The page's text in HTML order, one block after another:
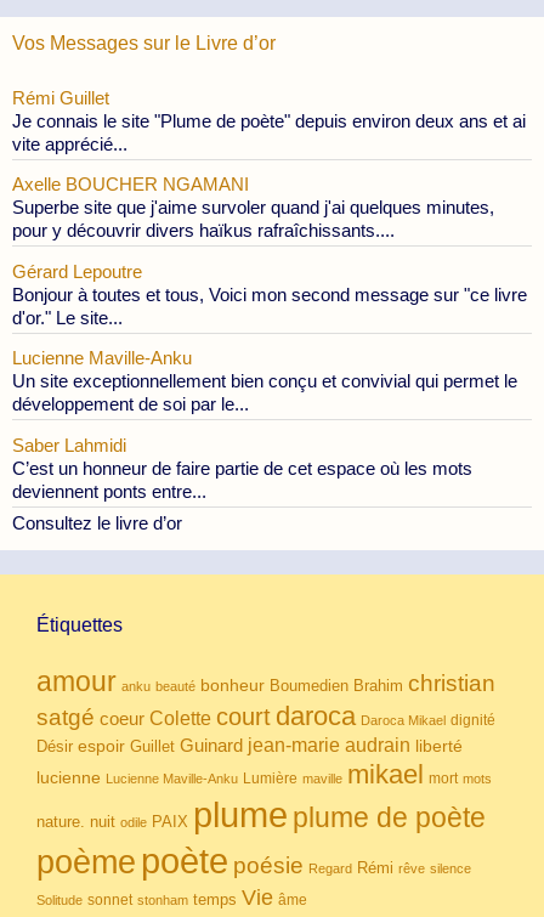
Vos Messages sur le Livre d’or
Rémi Guillet
Je connais le site "Plume de poète" depuis environ deux ans et ai
vite apprécié...
Axelle BOUCHER NGAMANI
Superbe site que j'aime survoler quand j'ai quelques minutes,
pour y découvrir divers haïkus rafraîchissants....
Gérard Lepoutre
Bonjour à toutes et tous, Voici mon second message sur "ce livre
d'or." Le site...
Lucienne Maville-Anku
Un site exceptionnellement bien conçu et convivial qui permet le
développement de soi par le...
Saber Lahmidi
C’est un honneur de faire partie de cet espace où les mots
deviennent ponts entre...
Consultez le livre d’or
Étiquettes
amour anku beauté bonheur Boumedien Brahim christian
satgé coeur Colette court daroca Daroca Mikael dignité
Désir espoir Guillet Guinard jean-marie audrain liberté
lucienne Lucienne Maville-Anku Lumière maville mikael mort mots
nature. nuit odile PAIX plume plume de poète
poème poète poésie Regard Rémi rêve silence
Solitude sonnet stonham temps Vie âme